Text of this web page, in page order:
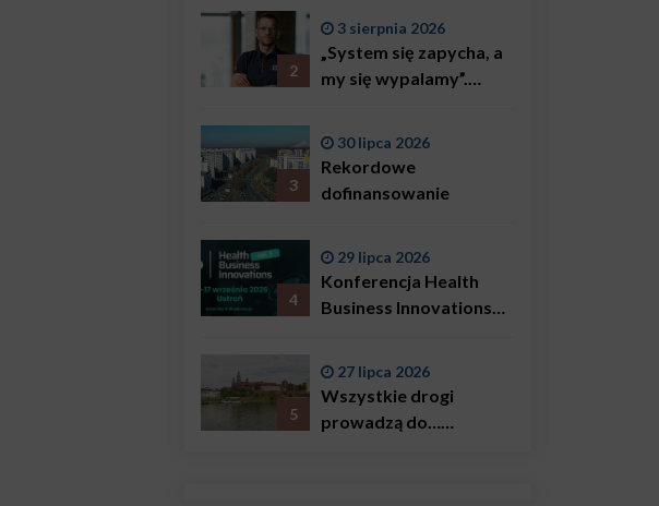
2
3 sierpnia 2026
„System się zapycha, a
my się wypalamy”.
Bączkowski, mówi
wprost: problemem są
3
30 lipca 2026
Rekordowe
dofinansowanie
4
29 lipca 2026
Konferencja Health
Business Innovations
5
27 lipca 2026
Wszystkie drogi
prowadzą do…